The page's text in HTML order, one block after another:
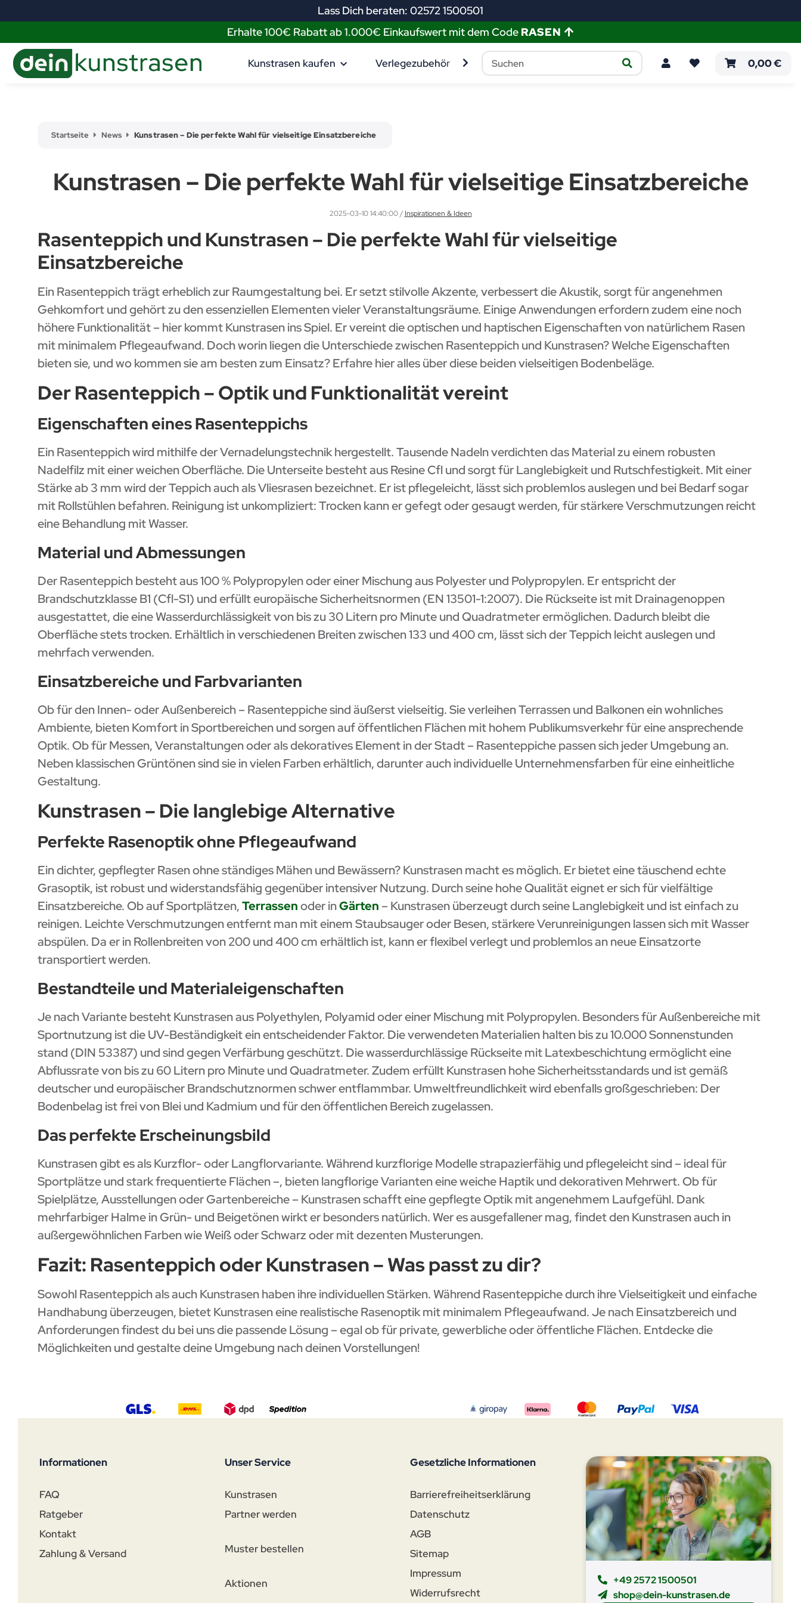
Lass Dich beraten: 02572 1500501
Erhalte 100€ Rabatt ab 1.000€ Einkaufswert mit dem Code RASEN
0,00 €
Kunstrasen kaufen Verlegezubehör Muster bestellen Verlegeanleitungen
Startseite News Kunstrasen – Die perfekte Wahl für vielseitige Einsatzbereiche
Kunstrasen – Die perfekte Wahl für vielseitige Einsatzbereiche
2025-03-10 14:40:00 / Inspirationen & Ideen
Rasenteppich und Kunstrasen – Die perfekte Wahl für vielseitige
Einsatzbereiche
Ein Rasenteppich trägt erheblich zur Raumgestaltung bei. Er setzt stilvolle Akzente, verbessert die Akustik, sorgt für angenehmen
Gehkomfort und gehört zu den essenziellen Elementen vieler Veranstaltungsräume. Einige Anwendungen erfordern zudem eine noch
höhere Funktionalität – hier kommt Kunstrasen ins Spiel. Er vereint die optischen und haptischen Eigenschaften von natürlichem Rasen
mit minimalem Pflegeaufwand. Doch worin liegen die Unterschiede zwischen Rasenteppich und Kunstrasen? Welche Eigenschaften
bieten sie, und wo kommen sie am besten zum Einsatz? Erfahre hier alles über diese beiden vielseitigen Bodenbeläge.
Der Rasenteppich – Optik und Funktionalität vereint
Eigenschaften eines Rasenteppichs
Ein Rasenteppich wird mithilfe der Vernadelungstechnik hergestellt. Tausende Nadeln verdichten das Material zu einem robusten
Nadelfilz mit einer weichen Oberfläche. Die Unterseite besteht aus Resine Cfl und sorgt für Langlebigkeit und Rutschfestigkeit. Mit einer
Stärke ab 3 mm wird der Teppich auch als Vliesrasen bezeichnet. Er ist pflegeleicht, lässt sich problemlos auslegen und bei Bedarf sogar
mit Rollstühlen befahren. Reinigung ist unkompliziert: Trocken kann er gefegt oder gesaugt werden, für stärkere Verschmutzungen reicht
eine Behandlung mit Wasser.
Material und Abmessungen
Der Rasenteppich besteht aus 100 % Polypropylen oder einer Mischung aus Polyester und Polypropylen. Er entspricht der
Brandschutzklasse B1 (Cfl-S1) und erfüllt europäische Sicherheitsnormen (EN 13501-1:2007). Die Rückseite ist mit Drainagenoppen
ausgestattet, die eine Wasserdurchlässigkeit von bis zu 30 Litern pro Minute und Quadratmeter ermöglichen. Dadurch bleibt die
Oberfläche stets trocken. Erhältlich in verschiedenen Breiten zwischen 133 und 400 cm, lässt sich der Teppich leicht auslegen und
mehrfach verwenden.
Einsatzbereiche und Farbvarianten
Ob für den Innen- oder Außenbereich – Rasenteppiche sind äußerst vielseitig. Sie verleihen Terrassen und Balkonen ein wohnliches
Ambiente, bieten Komfort in Sportbereichen und sorgen auf öffentlichen Flächen mit hohem Publikumsverkehr für eine ansprechende
Optik. Ob für Messen, Veranstaltungen oder als dekoratives Element in der Stadt – Rasenteppiche passen sich jeder Umgebung an.
Neben klassischen Grüntönen sind sie in vielen Farben erhältlich, darunter auch individuelle Unternehmensfarben für eine einheitliche
Gestaltung.
Kunstrasen – Die langlebige Alternative
Perfekte Rasenoptik ohne Pflegeaufwand
Ein dichter, gepflegter Rasen ohne ständiges Mähen und Bewässern? Kunstrasen macht es möglich. Er bietet eine täuschend echte
Grasoptik, ist robust und widerstandsfähig gegenüber intensiver Nutzung. Durch seine hohe Qualität eignet er sich für vielfältige
Einsatzbereiche. Ob auf Sportplätzen,Terrassenoder inGärten – Kunstrasen überzeugt durch seine Langlebigkeit und ist einfach zu
reinigen. Leichte Verschmutzungen entfernt man mit einem Staubsauger oder Besen, stärkere Verunreinigungen lassen sich mit Wasser
abspülen. Da er in Rollenbreiten von 200 und 400 cm erhältlich ist, kann er flexibel verlegt und problemlos an neue Einsatzorte
transportiert werden.
Bestandteile und Materialeigenschaften
Je nach Variante besteht Kunstrasen aus Polyethylen, Polyamid oder einer Mischung mit Polypropylen. Besonders für Außenbereiche mit
Sportnutzung ist die UV-Beständigkeit ein entscheidender Faktor. Die verwendeten Materialien halten bis zu 10.000 Sonnenstunden
stand (DIN 53387) und sind gegen Verfärbung geschützt. Die wasserdurchlässige Rückseite mit Latexbeschichtung ermöglicht eine
Abflussrate von bis zu 60 Litern pro Minute und Quadratmeter. Zudem erfüllt Kunstrasen hohe Sicherheitsstandards und ist gemäß
deutscher und europäischer Brandschutznormen schwer entflammbar. Umweltfreundlichkeit wird ebenfalls großgeschrieben: Der
Bodenbelag ist frei von Blei und Kadmium und für den öffentlichen Bereich zugelassen.
Das perfekte Erscheinungsbild
Kunstrasen gibt es als Kurzflor- oder Langflorvariante. Während kurzflorige Modelle strapazierfähig und pflegeleicht sind – ideal für
Sportplätze und stark frequentierte Flächen –, bieten langflorige Varianten eine weiche Haptik und dekorativen Mehrwert. Ob für
Spielplätze, Ausstellungen oder Gartenbereiche – Kunstrasen schafft eine gepflegte Optik mit angenehmem Laufgefühl. Dank
mehrfarbiger Halme in Grün- und Beigetönen wirkt er besonders natürlich. Wer es ausgefallener mag, findet den Kunstrasen auch in
außergewöhnlichen Farben wie Weiß oder Schwarz oder mit dezenten Musterungen.
Fazit: Rasenteppich oder Kunstrasen – Was passt zu dir?
Sowohl Rasenteppich als auch Kunstrasen haben ihre individuellen Stärken. Während Rasenteppiche durch ihre Vielseitigkeit und einfache
Handhabung überzeugen, bietet Kunstrasen eine realistische Rasenoptik mit minimalem Pflegeaufwand. Je nach Einsatzbereich und
Anforderungen findest du bei uns die passende Lösung – egal ob für private, gewerbliche oder öffentliche Flächen. Entdecke die
Möglichkeiten und gestalte deine Umgebung nach deinen Vorstellungen!
Informationen
FAQ
Ratgeber
Kontakt
Zahlung & Versand
Unser Service
Kunstrasen
Partner werden
Muster bestellen
Aktionen
Gesetzliche Informationen
Barrierefreiheitserklärung
Datenschutz
AGB
Sitemap
Impressum
Widerrufsrecht
+49 2572 1500501
shop@dein-kunstrasen.de